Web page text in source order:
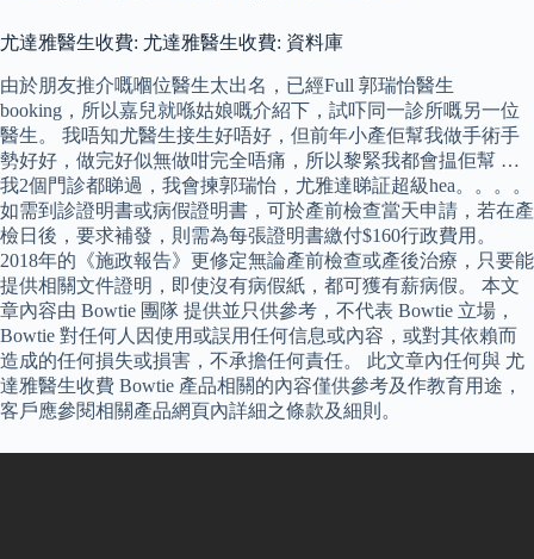
尤達雅醫生收費: 尤達雅醫生收費: 資料庫
由於朋友推介嘅嗰位醫生太出名，已經Full 郭瑞怡醫生
booking，所以嘉兒就喺姑娘嘅介紹下，試吓同一診所嘅另一位
醫生。 我唔知尤醫生接生好唔好，但前年小產佢幫我做手術手
勢好好，做完好似無做咁完全唔痛，所以黎緊我都會揾佢幫 …
我2個門診都睇過，我會揀郭瑞怡，尤雅達睇証超級hea。。。。
如需到診證明書或病假證明書，可於產前檢查當天申請，若在產
檢日後，要求補發，則需為每張證明書繳付$160行政費用。
2018年的《施政報告》更修定無論產前檢查或產後治療，只要能
提供相關文件證明，即使沒有病假紙，都可獲有薪病假。 本文
章內容由 Bowtie 團隊 提供並只供參考，不代表 Bowtie 立場，
Bowtie 對任何人因使用或誤用任何信息或內容，或對其依賴而
造成的任何損失或損害，不承擔任何責任。 此文章內任何與 尤
達雅醫生收費 Bowtie 產品相關的內容僅供參考及作教育用途，
客戶應參閱相關產品網頁內詳細之條款及細則。